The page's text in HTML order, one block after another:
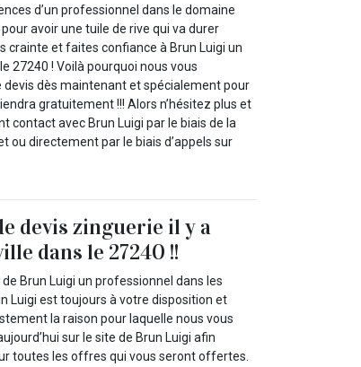
d’un professionnel dans le domaine
avoir une tuile de rive qui va durer
crainte et faites confiance à Brun Luigi un
27240 ! Voilà pourquoi nous vous
dès maintenant et spécialement pour
gratuitement !!! Alors n’hésitez plus et
contact avec Brun Luigi par le biais de la
ou directement par le biais d’appels sur
devis zinguerie il y a
dans le 27240 !!
Brun Luigi un professionnel dans les
Luigi est toujours à votre disposition et
la raison pour laquelle nous vous
sur le site de Brun Luigi afin
toutes les offres qui vous seront offertes.